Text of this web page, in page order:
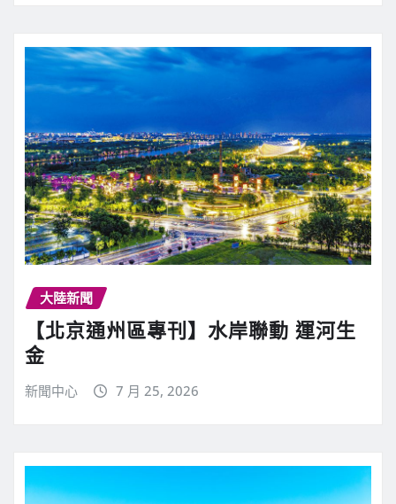
大陸新聞
【北京通州區專刊】水岸聯動 運河生
金
新聞中心 7 月 25, 2026